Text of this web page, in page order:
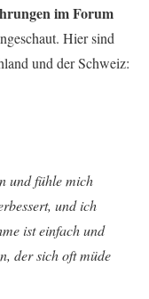
im Forum
Hier sind
und der Schweiz:
und fühle mich
und ich
ist einfach und
der sich oft müde